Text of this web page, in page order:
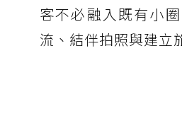
客不必融入既有小
流、結伴拍照與建立